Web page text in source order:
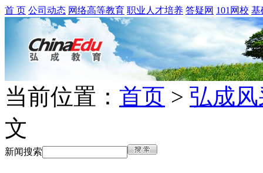
首 页 公司动态 网络高等教育 职业人才培养 答疑网 101网校 基
当前位置： 首页 > 弘成
文
新闻搜索